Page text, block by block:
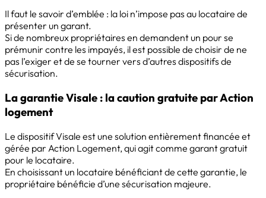
Il faut le savoir d’emblée : la loi n’impose pas au locataire de
présenter un garant.
Si de nombreux propriétaires en demandent un pour se
prémunir contre les impayés, il est possible de choisir de ne
pas l’exiger et de se tourner vers d’autres dispositifs de
sécurisation.
La garantie Visale : la caution gratuite par Action
logement
Le dispositif Visale est une solution entièrement financée et
gérée par Action Logement, qui agit comme garant gratuit
pour le locataire.
En choisissant un locataire bénéficiant de cette garantie, le
propriétaire bénéficie d’une sécurisation majeure.